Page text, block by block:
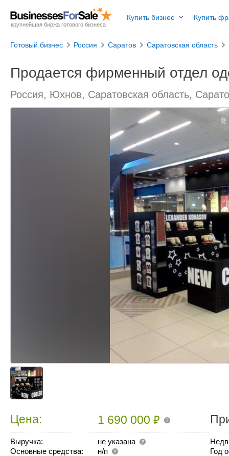
крупнейшая биржа готового бизнеса
Купить бизнес Купить
Готовый бизнес Россия Саратов Саратовская область
Продается фирменный отдел
Россия, Юхнов, Саратовская область,
Цена: 1 690 000₽
Выручка:
не указана
Основные средства:
н/п
Год